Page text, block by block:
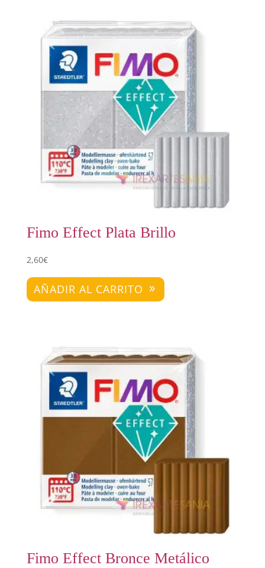
Fimo Effect Plata Brillo
2,60€
AÑADIR AL CARRITO
Fimo Effect Bronce Metálico